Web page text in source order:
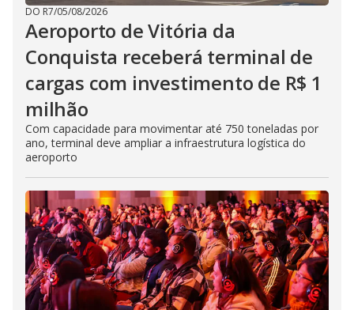
DO R7/05/08/2026
Aeroporto de Vitória da
Conquista receberá terminal de
cargas com investimento de R$ 1
milhão
Com capacidade para movimentar até 750 toneladas por
ano, terminal deve ampliar a infraestrutura logística do
aeroporto